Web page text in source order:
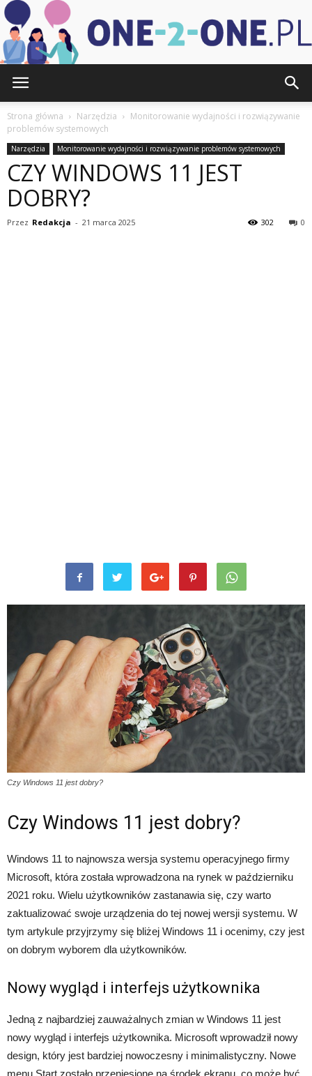
2-
Strona główna Narzędzia
Monitorowanie wydajności i rozwiązywanie
problemów systemowych
Narzędzia Monitorowanie wydajności i rozwiązywanie problemów systemowych
CZY WINDOWS 11 JEST
DOBRY?
Przez Redakcja - 21 marca 2025 0
302
Czy Windows 11 jest dobry?
Czy Windows 11 jest dobry?
Windows 11 to najnowsza wersja systemu operacyjnego firmy
Microsoft, która została wprowadzona na rynek w październiku
2021 roku. Wielu użytkowników zastanawia się, czy warto
zaktualizować swoje urządzenia do tej nowej wersji systemu. W
tym artykule przyjrzymy się bliżej Windows 11 i ocenimy, czy jest
on dobrym wyborem dla użytkowników.
Nowy wygląd i interfejs użytkownika
Jedną z najbardziej zauważalnych zmian w Windows 11 jest
nowy wygląd i interfejs użytkownika. Microsoft wprowadził nowy
design, który jest bardziej nowoczesny i minimalistyczny. Nowe
menu Start zostało przeniesione na środek ekranu, co może być